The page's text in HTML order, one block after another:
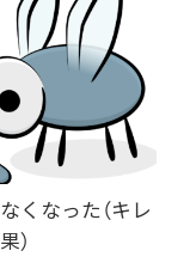
くなった（キレ
）